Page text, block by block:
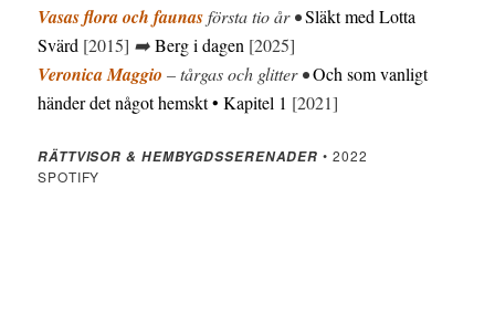
Vasas flora och faunasförsta tio år •Släkt med Lotta
Svärd [2015] ➡️Berg i dagen [2025]
Veronica Maggio – tårgas och glitter •Och som vanligt
händer det något hemskt • Kapitel 1 [2021]
RÄTTVISOR & HEMBYGDSSERENADER • 2022
SPOTIFY